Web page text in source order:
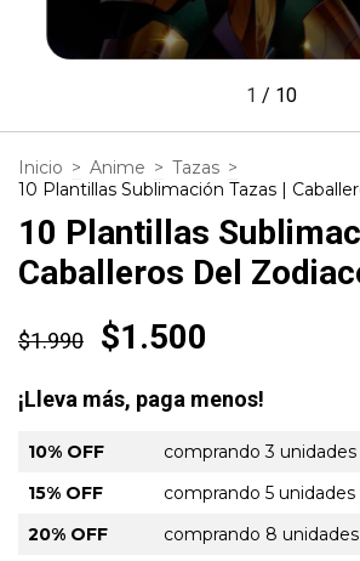
1 / 10
Inicio > Anime > Tazas >
10 Plantillas Sublimación Tazas |
10 Plantillas
Caballeros Del
$1.990 $1.500
¡Lleva más, paga menos!
10% OFF
comprando 3
15% OFF
comprando 5
20% OFF
comprando 8